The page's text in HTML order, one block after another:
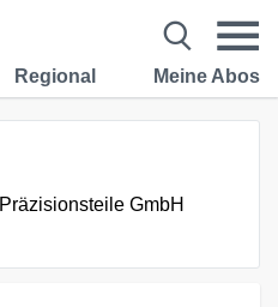
Regional Meine Abos